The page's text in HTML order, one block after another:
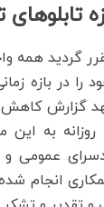
گردید همه
گزارش
به این
عمومی و
انجام